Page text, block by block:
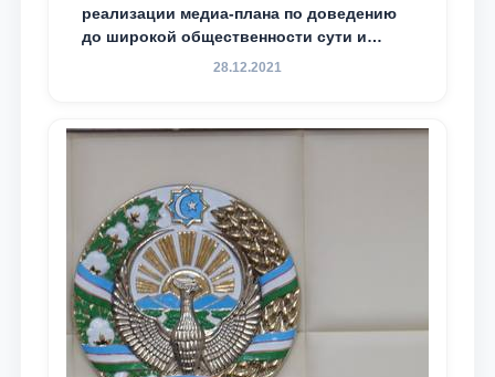
реализации медиа-плана по доведению
до широкой общественности сути и
содержания задач, определённых в
Мажлису и народу Узбекистана
28.12.2021